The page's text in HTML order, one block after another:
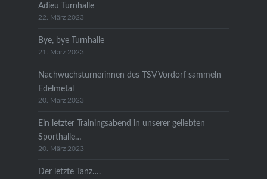
Adieu Turnhalle
22. März 2023
Bye, bye Turnhalle
21. März 2023
Nachwuchsturnerinnen des TSV Vordorf sammeln
Edelmetal
20. März 2023
Ein letzter Trainingsabend in unserer geliebten
Sporthalle…
20. März 2023
Der letzte Tanz….